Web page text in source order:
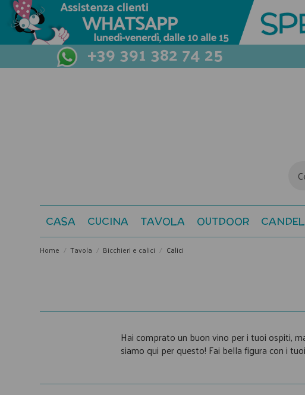
+39 391 382 74 25
CASA CUCINA TAVOLA OUTDOOR
Home Tavola Bicchieri e calici Calici
Hai comprato un buon vino per i tuoi ospiti,
siamo qui per questo! Fai bella figura con i